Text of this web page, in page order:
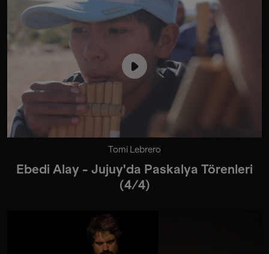
Tomi Lebrero
Ebedi Alay - Jujuy'da Paskalya Törenleri
(4/4)